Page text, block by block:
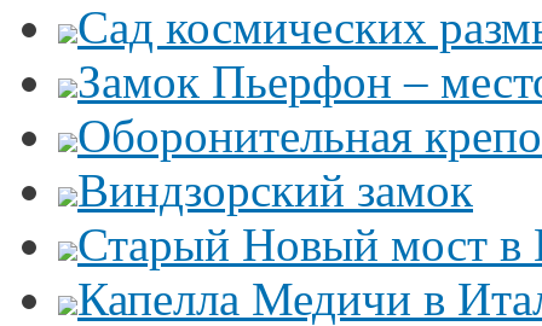
Сад космических
Замок Пьерфон –
Оборонительная
Виндзорский замок
Старый Новый мост в
Капелла Медичи в